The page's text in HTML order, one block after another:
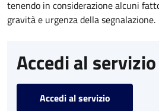
tenendo in considerazione alcuni
gravità e urgenza della segnalazione.
Accedi al servizio
Accedi al servizio